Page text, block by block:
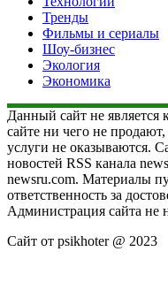
Тренды
Фильмы и сериалы
Шоу-бизнес
Экология
Экономика
Данный сайт не
сайте ни чего не
услуги не оказываются.
новостей RSS канала
newsru.com. Материалы
ответственность за
Администрация сайта не
Сайт от psikhoter @ 2023